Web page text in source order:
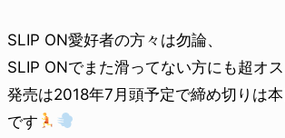
SLIP ON愛好者の方々は勿論、
SLIP ONでまた滑ってない方にも超オ
発売は2018年7月頭予定で締め切りは
です